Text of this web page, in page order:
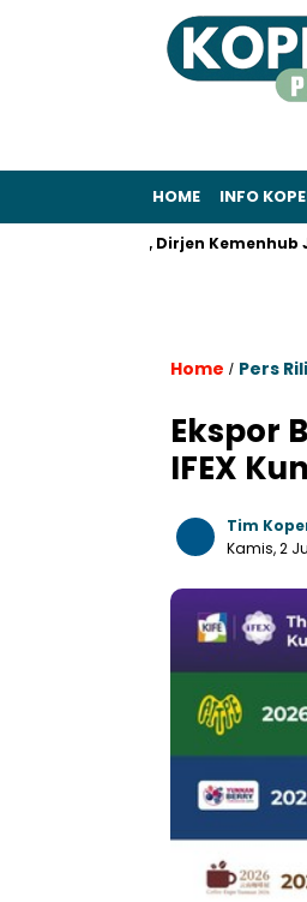
HOME INFO
2025, Dirjen Kemenhub Justru
Home / Pers
Ekspor
IFEX
Tim
Kamis, 2